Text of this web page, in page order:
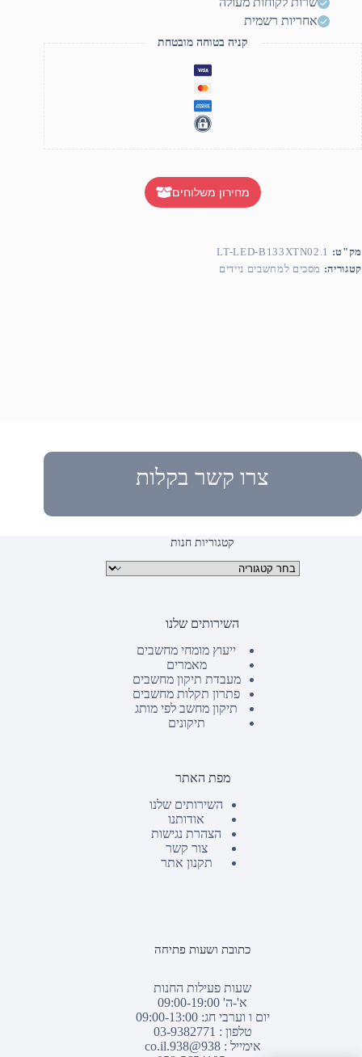
אחריות רשמית
קניה בטוחה מובטחת
מחירון משלוחים
מק"ט: LT-LED-B133XTN02.1
קטגוריה: מסכים למחשבים ניידים
צרו קשר בקלות
קטגוריות חנות
קטגוריות מוצרים
השירותים שלנו
ייעוץ מומחי מחשבים
מאמרים
מעבדת תיקון מחשבים
פתרון תקלות מחשבים
תיקון מחשב לפי מותג
תיקונים
מפת האתר
השירותים שלנו
אודותנו
הצהרת נגישות
צור קשר
תקנון אתר
כתובת ושעות פתיחה
שעות פעילות החנות
א'-ה' 09:00-19:00
יום ו וערבי חג: 09:00-13:00
טלפון : 03-9382771
אימייל :938@938.co.il